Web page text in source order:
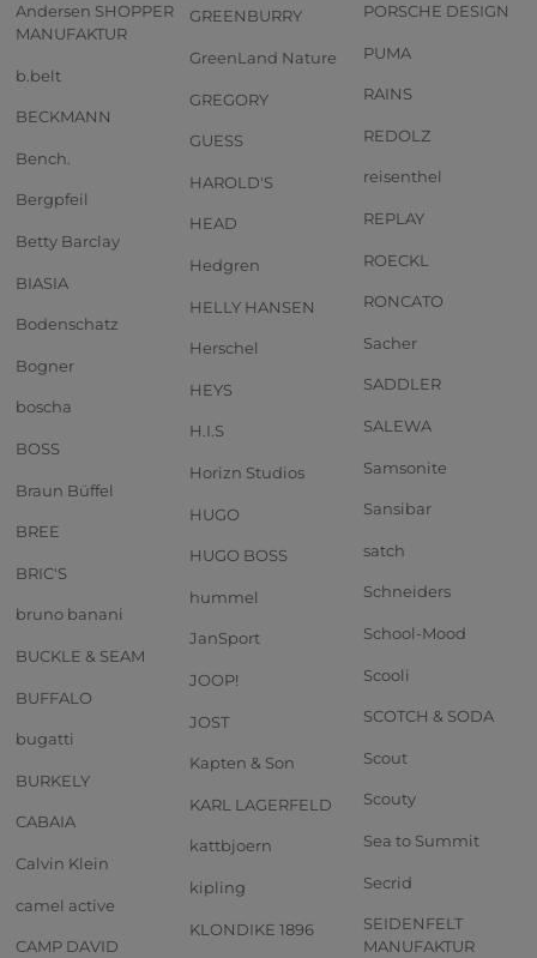
Andersen SHOPPER
MANUFAKTUR
b.belt
BECKMANN
Bench.
Bergpfeil
Betty Barclay
BIASIA
Bodenschatz
Bogner
boscha
BOSS
Braun Büffel
BREE
BRIC'S
bruno banani
BUCKLE & SEAM
BUFFALO
bugatti
BURKELY
CABAIA
Calvin Klein
camel active
CAMP DAVID
GREENBURRY
GreenLand Nature
GREGORY
GUESS
HAROLD'S
HEAD
Hedgren
HELLY HANSEN
Herschel
HEYS
H.I.S
Horizn Studios
HUGO
HUGO BOSS
hummel
JanSport
JOOP!
JOST
Kapten & Son
KARL LAGERFELD
kattbjoern
kipling
KLONDIKE 1896
PORSCHE DESIGN
PUMA
RAINS
REDOLZ
reisenthel
REPLAY
ROECKL
RONCATO
Sacher
SADDLER
SALEWA
Samsonite
Sansibar
satch
Schneiders
School-Mood
Scooli
SCOTCH & SODA
Scout
Scouty
Sea to Summit
Secrid
SEIDENFELT
MANUFAKTUR